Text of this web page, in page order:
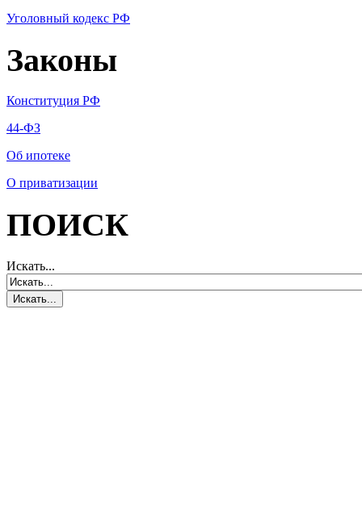
Уголовный кодекс РФ
Законы
Конституция РФ
44-ФЗ
Об ипотеке
О приватизации
ПОИСК
Искать...